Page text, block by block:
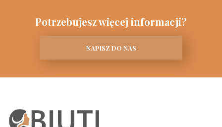
Potrzebujesz więcej informacji?
NAPISZ DO NAS